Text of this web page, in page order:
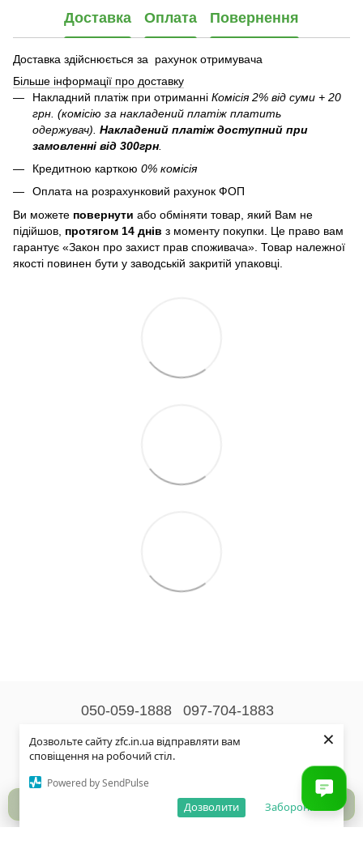
Дозвольте сайту zfc.in.ua відправляти вам
сповіщення на робочий стіл.
Powered by SendPulse
Заборонити
Дозволити
×
Доставка Оплата Повернення
Доставка здійснюється за рахунок отримувача
Більше інформації про доставку
Накладний платіж при отриманні Комісія 2% від суми + 20
грн. (комісію за накладений платіж платить
одержувач). Накладений платіж доступний при
замовленні від 300грн
Кредитною карткою 0% комісія
Оплата на розрахунковий рахунок ФОП
Ви можете повернути або обміняти товар, який Вам не
підійшов, протягом 14 днів з моменту покупки. Це право вам
гарантує «Закон про захист прав споживача». Товар належної
якості повинен бути у заводській закритій упаковці.
050-059-1888 097-704-1883
Контактна інформація
© 2026